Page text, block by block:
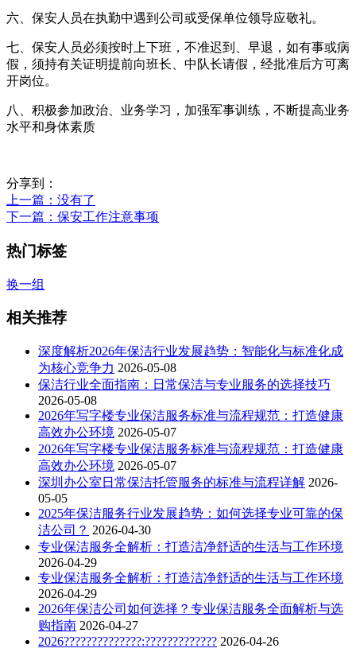
六、保安人员在执勤中遇到公司或受保单位领导应敬礼。
七、保安人员必须按时上下班，不准迟到、早退，如有事或病
假，须持有关证明提前向班长、中队长请假，经批准后方可离
开岗位。
八、积极参加政治、业务学习，加强军事训练，不断提高业务
水平和身体素质
分享到：
上一篇 ：没有了
下一篇 ：保安工作注意事项
热门标签
换一组
相关推荐
深度解析2026年保洁行业发展趋势：智能化与标准化成
为核心竞争力 2026-05-08
保洁行业全面指南：日常保洁与专业服务的选择技巧
2026-05-08
2026年写字楼专业保洁服务标准与流程规范：打造健康
高效办公环境 2026-05-07
2026年写字楼专业保洁服务标准与流程规范：打造健康
高效办公环境 2026-05-07
深圳办公室日常保洁托管服务的标准与流程详解 2026-
05-05
2025年保洁服务行业发展趋势：如何选择专业可靠的保
洁公司？ 2026-04-30
专业保洁服务全解析：打造洁净舒适的生活与工作环境
2026-04-29
专业保洁服务全解析：打造洁净舒适的生活与工作环境
2026-04-29
2026年保洁公司如何选择？专业保洁服务全面解析与选
购指南 2026-04-27
2026??????????????:????????????? 2026-04-26